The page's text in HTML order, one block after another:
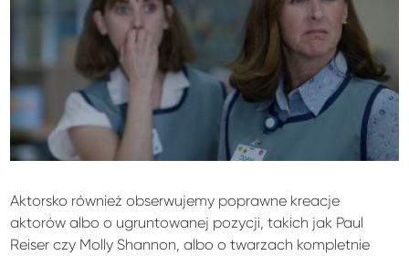
Aktorsko również obserwujemy poprawne kreacje
aktorów albo o ugruntowanej pozycji, takich jak Paul
Reiser czy Molly Shannon, albo o twarzach kompletnie